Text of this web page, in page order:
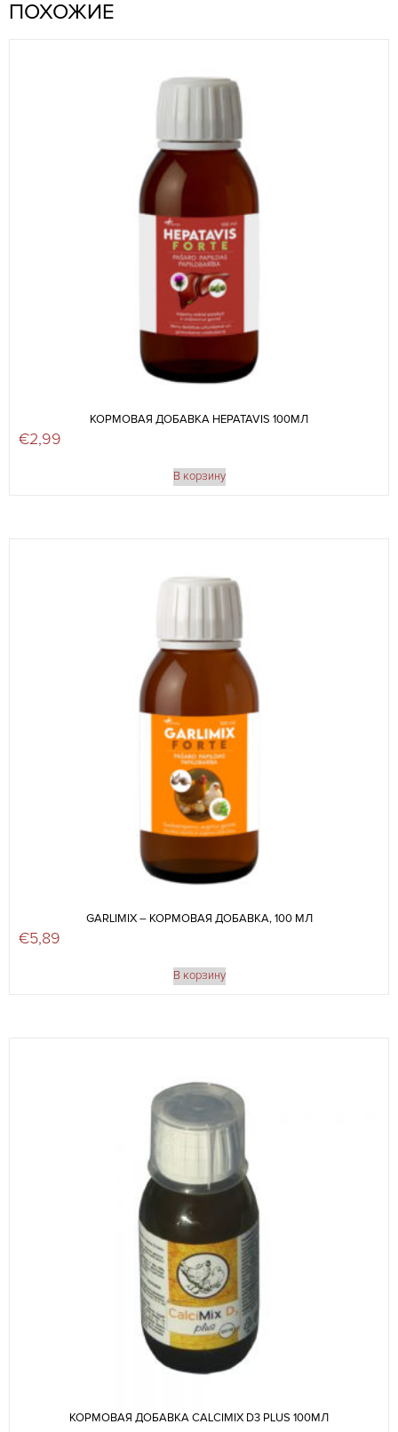
ПОХОЖИЕ
КОРМОВАЯ ДОБАВКА HEPATAVIS 100МЛ
€2,99
В корзину
GARLIMIX – КОРМОВАЯ ДОБАВКА, 100 МЛ
€5,89
В корзину
КОРМОВАЯ ДОБАВКА CALCIMIX D3 PLUS 100МЛ